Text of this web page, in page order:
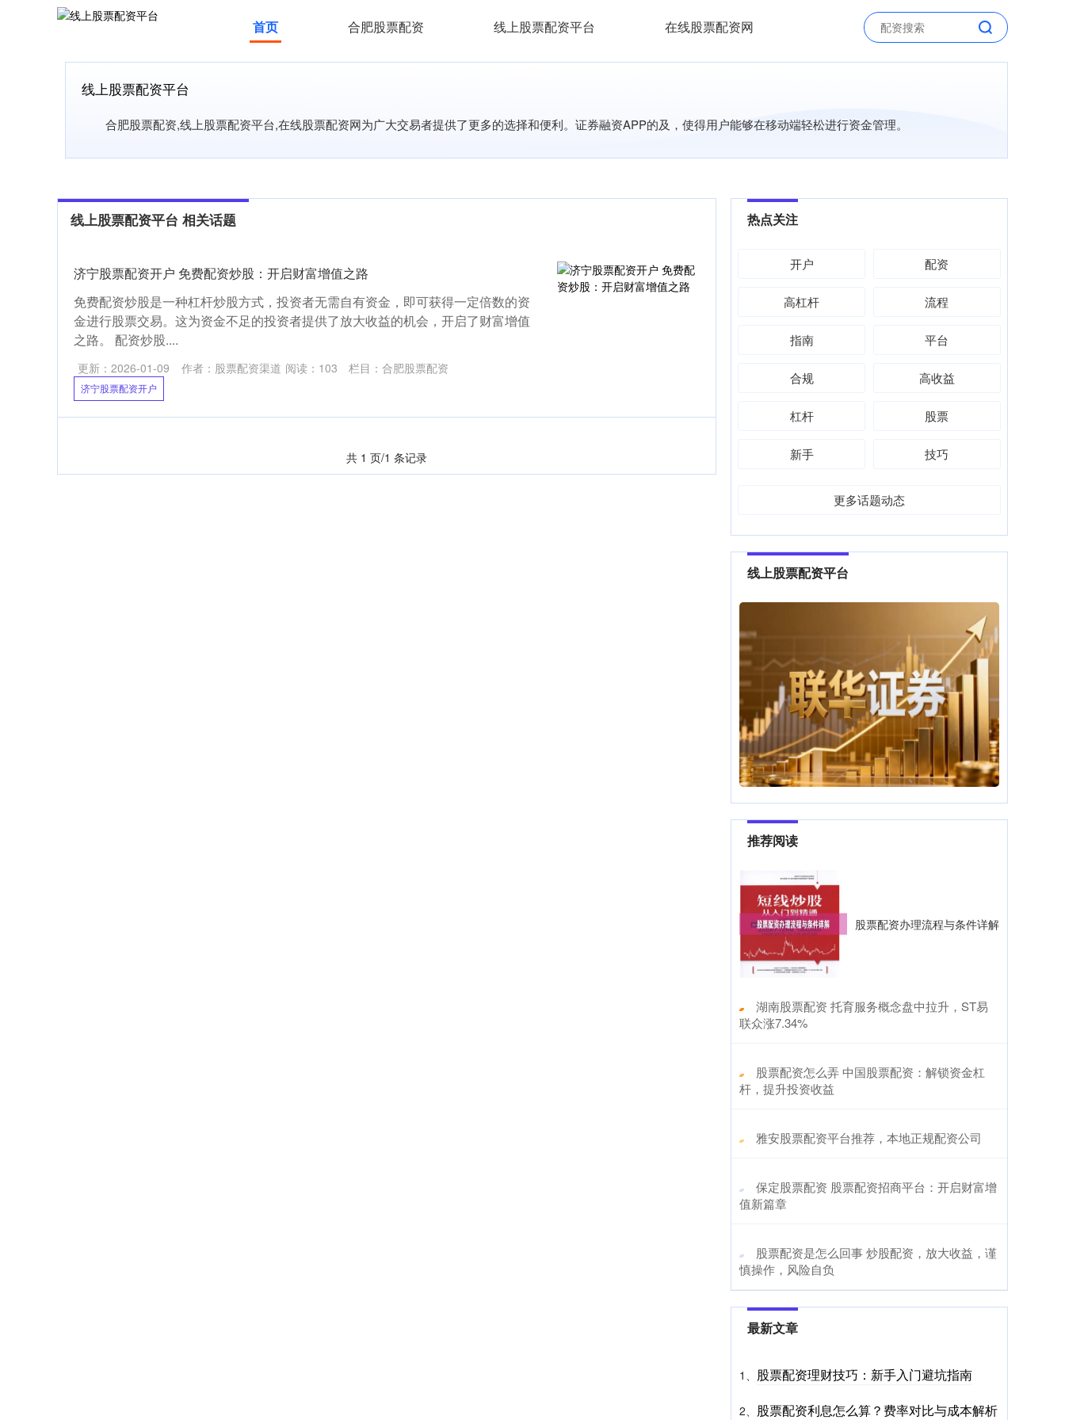
首页 合肥股票配资 线上股票配资平台 在线股票配资网
线上股票配资平台
合肥股票配资,线上股票配资平台,在线股票配资网为广大交易者提供了更多的选择和便利。证券融资APP的及，使得用户能够在移动端轻松进行资金管理。
线上股票配资平台 相关话题
济宁股票配资开户 免费配资炒股：开启财富增值之路
免费配资炒股是一种杠杆炒股方式，投资者无需自有资金，即可获得一定倍数的资
金进行股票交易。这为资金不足的投资者提供了放大收益的机会，开启了财富增值
之路。 配资炒股....
更新：2026-01-09 作者：股票配资渠道 阅读： 103 栏目： 合肥股票配资
济宁股票配资开户
共 1 页/1 条记录
热点关注
开户 配资
高杠杆 流程
指南 平台
合规 高收益
杠杆 股票
新手 技巧
更多话题动态
线上股票配资平台
推荐阅读
股票配资办理流程与条件详解
​湖南股票配资 托育服务概念盘中拉升，ST易
联众涨7.34%
​股票配资怎么弄 中国股票配资：解锁资金杠
杆，提升投资收益
​雅安股票配资平台推荐，本地正规配资公司
​保定股票配资 股票配资招商平台：开启财富增
值新篇章
​股票配资是怎么回事 炒股配资，放大收益，谨
慎操作，风险自负
最新文章
1、 股票配资理财技巧：新手入门避坑指南
2、 股票配资利息怎么算？费率对比与成本解析